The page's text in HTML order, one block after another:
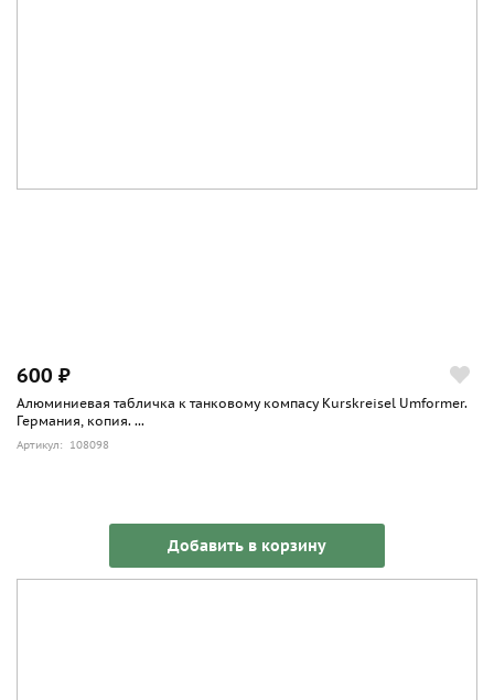
600 ₽
Алюминиевая табличка к танковому компасу Kurskreisel Umformer.
Германия, копия. ...
Артикул: 108098
Добавить в корзину